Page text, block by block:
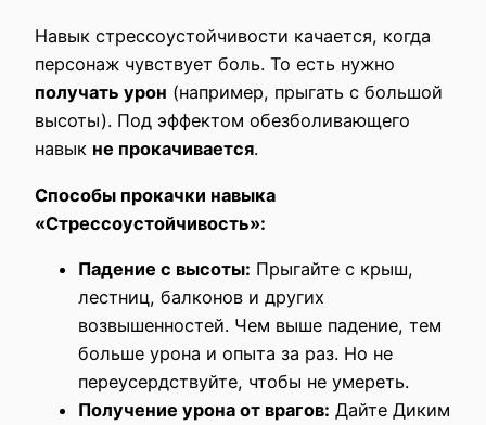
Навык стрессоустойчивости качается, когда
персонаж чувствует боль. То есть нужно
получать урон (например, прыгать с большой
высоты). Под эффектом обезболивающего
навык не прокачивается.
Способы прокачки навыка
«Стрессоустойчивость»:
Падение с высоты: Прыгайте с крыш,
лестниц, балконов и других
возвышенностей. Чем выше падение, тем
больше урона и опыта за раз. Но не
переусердствуйте, чтобы не умереть.
Получение урона от врагов: Дайте Диким